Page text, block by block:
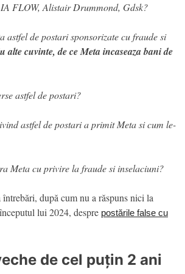
FLOW, Alistair Drummond, Gdsk?
astfel de postari sponsorizate cu fraude si
alte cuvinte, de ce Meta incaseaza bani de
astfel de postari?
astfel de postari a primit Meta si cum le-
Meta cu privire la fraude si inselaciuni?
după cum nu a răspuns nici la
lui 2024, despre postările false cu
de cel puțin 2 ani